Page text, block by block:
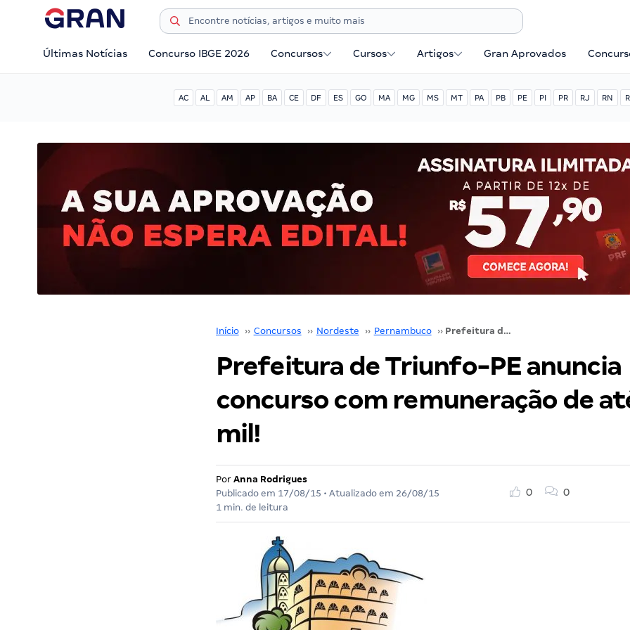
Últimas Notícias Concurso IBGE 2026 Concursos Cursos Artigos Gran Aprovados
AC AL AM AP BA CE DF ES GO MA MG MS MT PA PB PE PI PR RJ RN
Início ›› Concursos ›› Nordeste ›› Pernambuco ›› Prefeitura de Triunfo-PE anuncia concurso com remuneração de até R$ 5 mil!
Prefeitura de Triunfo-PE anuncia
concurso com remuneração de
mil!
Por Anna Rodrigues
Publicado em 17/08/15 • Atualizado em 26/08/15
1 min. de leitura
0 0